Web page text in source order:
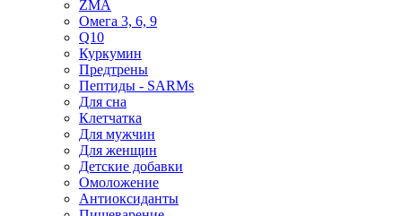
ZMA
Омега 3, 6, 9
Q10
Куркумин
Предтрены
Пептиды - SARMs
Для сна
Клетчатка
Для мужчин
Для женщин
Детские добавки
Омоложение
Антиоксиданты